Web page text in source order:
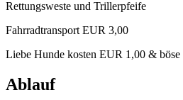
Rettungsweste und Trillerpfeife
Fahrradtransport EUR 3,00
Liebe Hunde kosten EUR 1,00 &
Ablauf